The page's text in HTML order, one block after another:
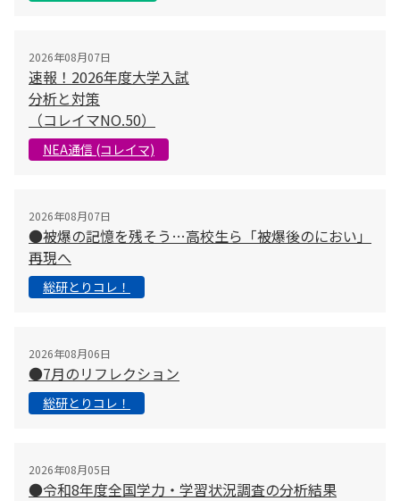
2026年08月07日
速報！2026年度大学入試
分析と対策
（コレイマNO.50）
NEA通信 (コレイマ)
2026年08月07日
●被爆の記憶を残そう…高校生ら「被爆後のにおい」
再現へ
総研とりコレ！
2026年08月06日
●7月のリフレクション
総研とりコレ！
2026年08月05日
●令和8年度全国学力・学習状況調査の分析結果